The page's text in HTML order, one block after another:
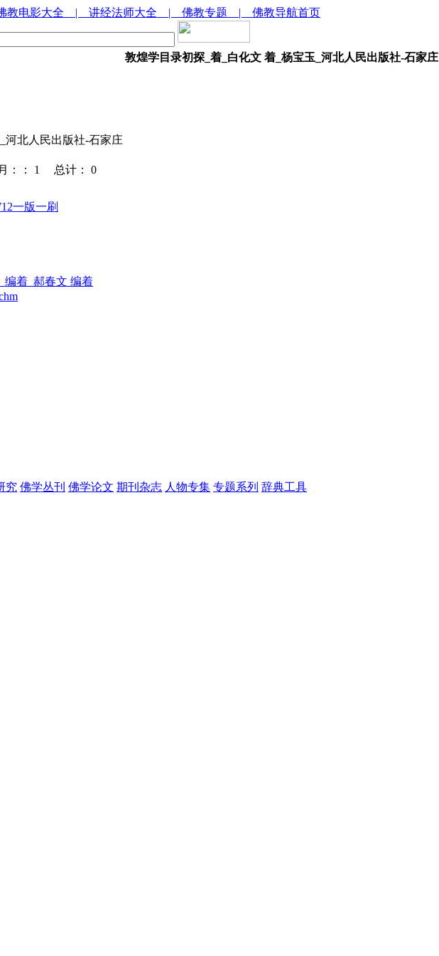
教电影大全 | 讲经法师大全 | 佛教专题 | 佛教导航首页
敦煌学目录初探_着_白化文 着_杨宝玉_河北人民出版社-石家庄
河北人民出版社-石家庄
：： 1 总计： 0
一版一刷
编着_郝春文 编着
究 佛学丛刊 佛学论文 期刊杂志 人物专集 专题系列 辞典工具